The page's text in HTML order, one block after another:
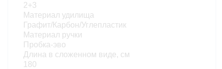
2+3
Материал удилища
Графит/Карбон/Углепластик
Материал ручки
Пробка-эво
Длина в сложенном виде, см
180